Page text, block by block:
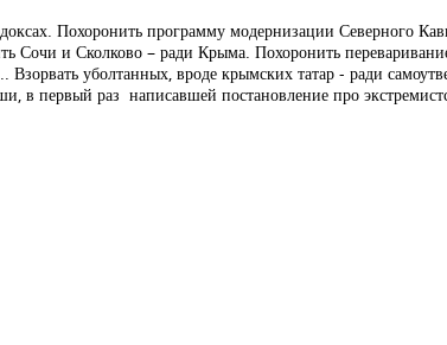
Похоронить программу модернизации Северного
Сочи и Сколково – ради Крыма. Похоронить
Взорвать уболтанных, вроде крымских татар - ради
в первый раз написавшей постановление про